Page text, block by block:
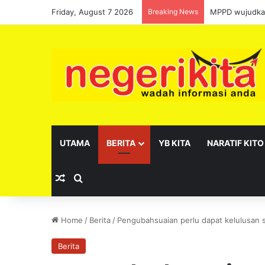
Friday, August 7 2026 Breaking News MPPD
UTAMA BERITA YB KITA NARATIF KITO
Random Article
Home / Berita / Pengubahsuaian perlu dapat kelulusan
Berita